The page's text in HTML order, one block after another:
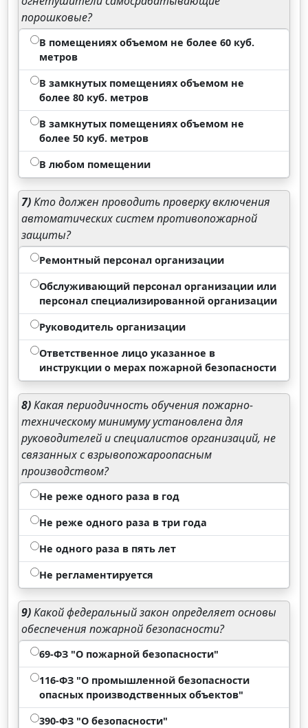
порошковые?
В помещениях объемом не более 60 куб.
метров
В замкнутых помещениях объемом не
более 80 куб. метров
В замкнутых помещениях объемом не
более 50 куб. метров
В любом помещении
7)Кто должен проводить проверку включения
автоматических систем противопожарной
защиты?
Ремонтный персонал организации
Обслуживающий персонал организации или
персонал специализированной организации
Руководитель организации
Ответственное лицо указанное в
инструкции о мерах пожарной безопасности
8)Какая периодичность обучения пожарно-
техническому минимуму установлена для
руководителей и специалистов организаций, не
связанных с взрывопожароопасным
производством?
Не реже одного раза в год
Не реже одного раза в три года
Не одного раза в пять лет
Не регламентируется
9)Какой федеральный закон определяет основы
обеспечения пожарной безопасности?
69-ФЗ "О пожарной безопасности"
116-ФЗ "О промышленной безопасности
опасных производственных объектов"
390-ФЗ "О безопасности"